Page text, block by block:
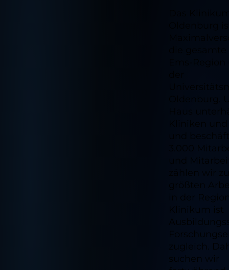
in der
Klinikum ist
zugleich.
suchen wir